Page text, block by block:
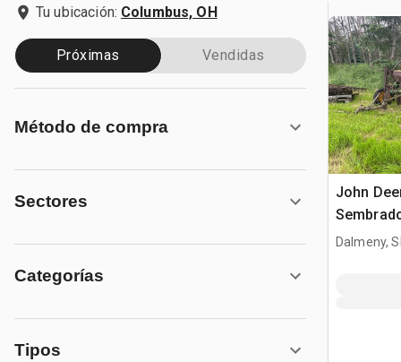
Tu ubicación: Columbus, OH
Próximas Vendidas
Método de compra
Sectores
Categorías
Tipos
John
Dalmeny,